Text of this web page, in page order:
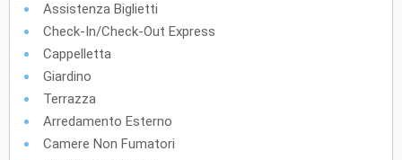
Assistenza Biglietti
Check-In/Check-Out Express
Cappelletta
Giardino
Terrazza
Arredamento Esterno
Camere Non Fumatori